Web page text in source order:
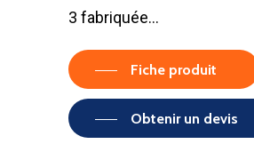
3 fabriquée…
Fiche produit
Obtenir un devis